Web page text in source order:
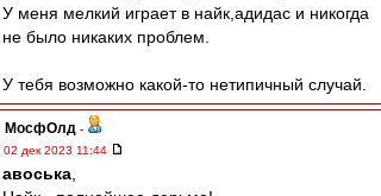
У меня мелкий играет в найк,адидас и никогда
не было никаких проблем.
У тебя возможно какой-то нетипичный случай.
МосфОлд -
02 дек 2023 11:44
авоська